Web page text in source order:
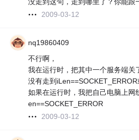
没走到这句，走到哪里了？你能跟
2009-03-12
nq19860409
不行啊，
我在运行时，把其中一个服务端关
没有走到iLen==SOCKET_ERROR
如果在运行时，我把自己电脑上网
en==SOCKET_ERROR
2009-03-12